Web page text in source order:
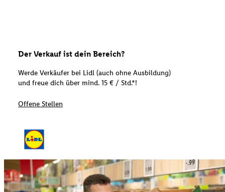
Der Verkauf ist dein Bereich?
Werde Verkäufer bei Lidl (auch ohne Ausbildung)
und freue dich über mind. 15 € / Std.*!
Offene Stellen